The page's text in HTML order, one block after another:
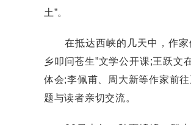
土”。
在抵达西峡的几天中，作家
乡叩问苍生”文学公开课;王跃文
体会;李佩甫、周大新等作家前
题与读者亲切交流。